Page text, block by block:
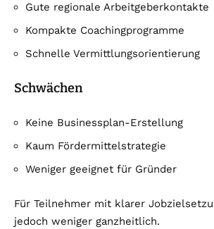
Gute regionale Arbeitgeberkontakte
Kompakte Coachingprogramme
Schnelle Vermittlungsorientierung
Schwächen
Keine Businessplan-Erstellung
Kaum Fördermittelstrategie
Weniger geeignet für Gründer
Für Teilnehmer mit klarer
jedoch weniger ganzheitlich.